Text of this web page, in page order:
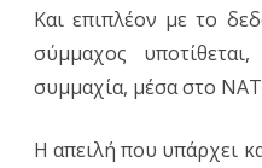
Και επιπλέον με το
σύμμαχος
συμμαχία, μέσα στο
Η απειλή που υπάρχει